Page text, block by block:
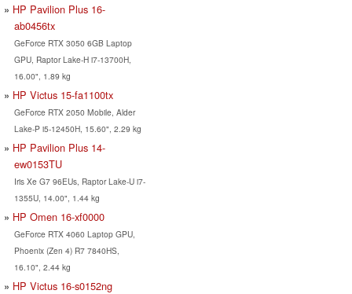
HP Pavilion Plus 16-
ab0456tx
GeForce RTX 3050 6GB Laptop
GPU, Raptor Lake-H i7-13700H,
16.00", 1.89 kg
HP Victus 15-fa1100tx
GeForce RTX 2050 Mobile, Alder
Lake-P i5-12450H, 15.60", 2.29 kg
HP Pavilion Plus 14-
ew0153TU
Iris Xe G7 96EUs, Raptor Lake-U i7-
1355U, 14.00", 1.44 kg
HP Omen 16-xf0000
GeForce RTX 4060 Laptop GPU,
Phoenix (Zen 4) R7 7840HS,
16.10", 2.44 kg
HP Victus 16-s0152ng